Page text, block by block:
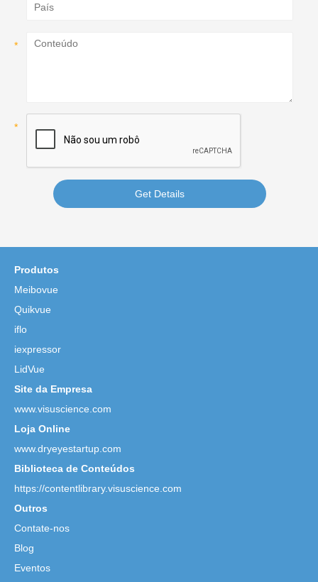
Get Details
Produtos
Meibovue
Quikvue
iflo
iexpressor
LidVue
Site da Empresa
www.visuscience.com
Loja Online
www.dryeyestartup.com
Biblioteca de Conteúdos
https://contentlibrary.visuscience.com
Outros
Contate-nos
Blog
Eventos